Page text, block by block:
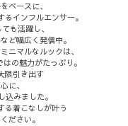
ベースに、
インフルエンサー。
も活躍し、
ど幅広く発信中。
ニマルなルックは、
の魅力がたっぷり。
限引き出す
に、
込みました。
る着こなしが叶う
ださい。